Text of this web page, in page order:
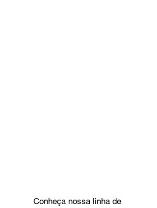
Conheça nossa linha de